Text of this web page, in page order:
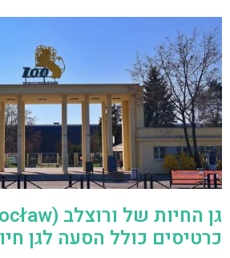
כרטיסים כולל הסעה לגן